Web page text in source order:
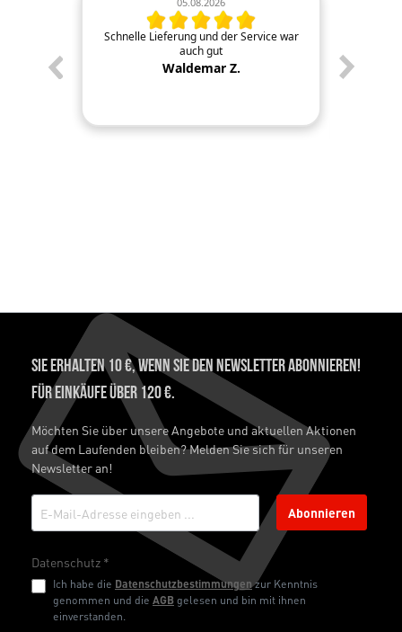
Schnelle Lieferung und der Service war
auch gut
Waldemar Z.
Sie erhalten 10 €, wenn Sie den Newsletter abonnieren!
Für Einkäufe über 120 €.
Möchten Sie über unsere Angebote und aktuellen Aktionen
auf dem Laufenden bleiben? Melden Sie sich für unseren
Newsletter an!
Abonnieren
Datenschutz *
Ich habe die Datenschutzbestimmungenzur Kenntnis
genommen und die AGBgelesen und bin mit ihnen
einverstanden.